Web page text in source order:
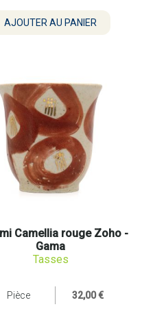
Camellia rouge Zoho -
Gama
Tasses
Pièce 32,00 €